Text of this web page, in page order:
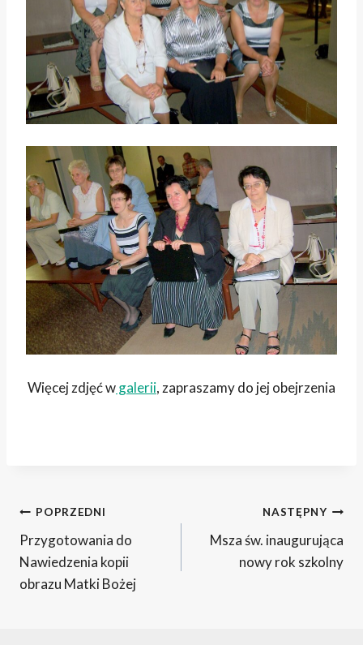
Więcej zdjęć wgalerii, zapraszamy do jej obejrzenia
Nawigacja
wpisu
POPRZEDNI
Przygotowania do
Nawiedzenia kopii
obrazu Matki Bożej
NASTĘPNY
Msza św. inaugurująca
nowy rok szkolny